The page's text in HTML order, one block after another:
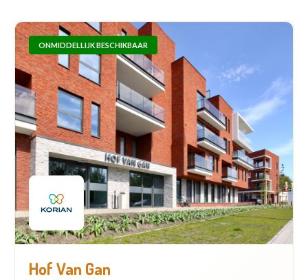
ONMIDDELLIJK BESCHIKBAAR
Hof Van Gan